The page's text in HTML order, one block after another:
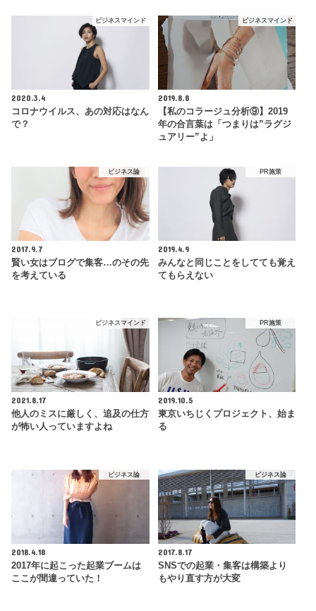
ビジネスマインド
2020.3.4
コロナウイルス、あの対応はなん
で？
ビジネスマインド
2019.8.8
【私のコラージュ分析⑨】2019
年の合言葉は「つまりは”ラグジ
ュアリー”よ」
ビジネス論
2017.9.7
賢い女はブログで集客…のその先
を考えている
PR施策
2019.4.9
みんなと同じことをしてても覚え
てもらえない
ビジネスマインド
2021.8.17
他人のミスに厳しく、追及の仕方
が怖い人っていますよね
PR施策
2019.10.5
東京いちじくプロジェクト、始ま
る
ビジネス論
2018.4.18
2017年に起こった起業ブームは
ここが間違っていた！
ビジネス論
2017.8.17
SNSでの起業・集客は構築より
もやり直す方が大変